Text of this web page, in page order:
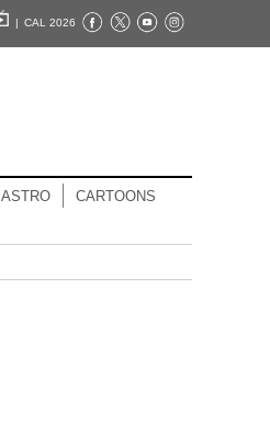
| CAL 2026
ASTRO CARTOONS